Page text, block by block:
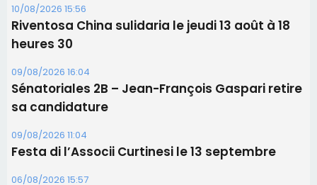
06/08/2026 15:57
Ucciani – Marché des producteurs à Cruculi le
11 août
06/08/2026 15:25
Corte – L’association A Nuciola organise une
projection sous les étoiles
06/08/2026 15:04
Alata - Soirée Tango Argentin au stade de San
Benedetto